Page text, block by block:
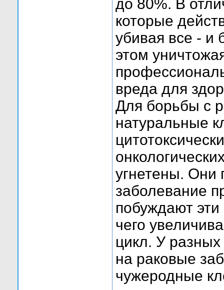
до 80%. В
которые
убивая все - и
этом
вреда для
Для борьбы с
натуральные
угнетены. Они
заболевание
побуждают эти
чего
цикл. У разных
на раковые
чужеродные